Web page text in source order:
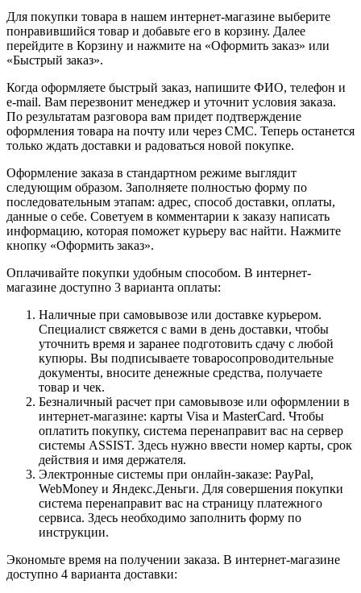
Для покупки товара в нашем интернет-магазине выберите
понравившийся товар и добавьте его в корзину. Далее
перейдите в Корзину и нажмите на «Оформить заказ» или
«Быстрый заказ».
Когда оформляете быстрый заказ, напишите ФИО, телефон и
e-mail. Вам перезвонит менеджер и уточнит условия заказа.
По результатам разговора вам придет подтверждение
оформления товара на почту или через СМС. Теперь останется
только ждать доставки и радоваться новой покупке.
Оформление заказа в стандартном режиме выглядит
следующим образом. Заполняете полностью форму по
последовательным этапам: адрес, способ доставки, оплаты,
данные о себе. Советуем в комментарии к заказу написать
информацию, которая поможет курьеру вас найти. Нажмите
кнопку «Оформить заказ».
Оплачивайте покупки удобным способом. В интернет-
магазине доступно 3 варианта оплаты:
Наличные при самовывозе или доставке курьером.
Специалист свяжется с вами в день доставки, чтобы
уточнить время и заранее подготовить сдачу с любой
купюры. Вы подписываете товаросопроводительные
документы, вносите денежные средства, получаете
товар и чек.
Безналичный расчет при самовывозе или оформлении в
интернет-магазине: карты Visa и MasterCard. Чтобы
оплатить покупку, система перенаправит вас на сервер
системы ASSIST. Здесь нужно ввести номер карты, срок
действия и имя держателя.
Электронные системы при онлайн-заказе: PayPal,
WebMoney и Яндекс.Деньги. Для совершения покупки
система перенаправит вас на страницу платежного
сервиса. Здесь необходимо заполнить форму по
инструкции.
Экономьте время на получении заказа. В интернет-магазине
доступно 4 варианта доставки: